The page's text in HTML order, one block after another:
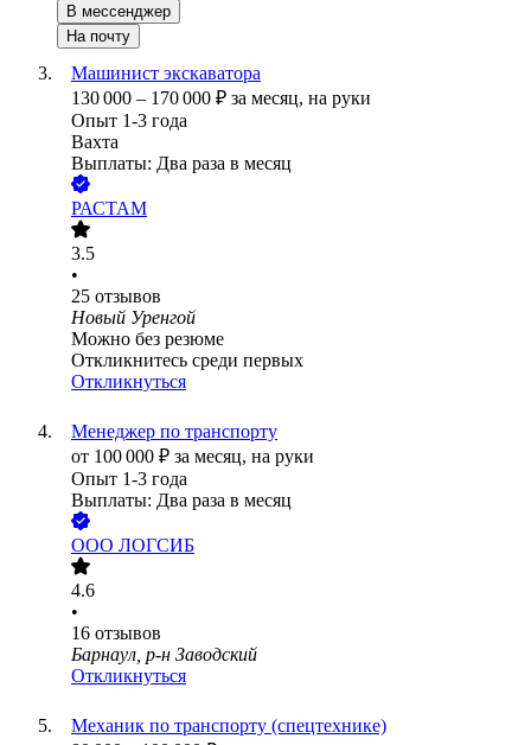
В мессенджер
На почту
Машинист экскаватора
130 000 – 170 000 ₽ за месяц, на руки
Опыт 1-3 года
Вахта
Выплаты: Два раза в месяц
РАСТАМ
3.5
•
25 отзывов
Новый Уренгой
Можно без резюме
Откликнитесь среди первых
Откликнуться
Менеджер по транспорту
от 100 000 ₽ за месяц, на руки
Опыт 1-3 года
Выплаты: Два раза в месяц
ООО ЛОГСИБ
4.6
•
16 отзывов
Барнаул, р-н Заводский
Откликнуться
Механик по транспорту (спецтехнике)